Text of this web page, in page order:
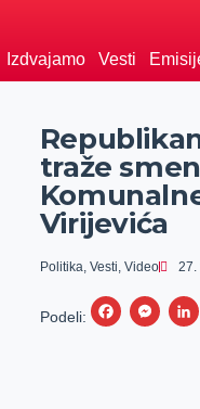
Izdvajamo Vesti
traže
Virijevića
Politika, Vesti, Video 27.
Podeli:
F
M